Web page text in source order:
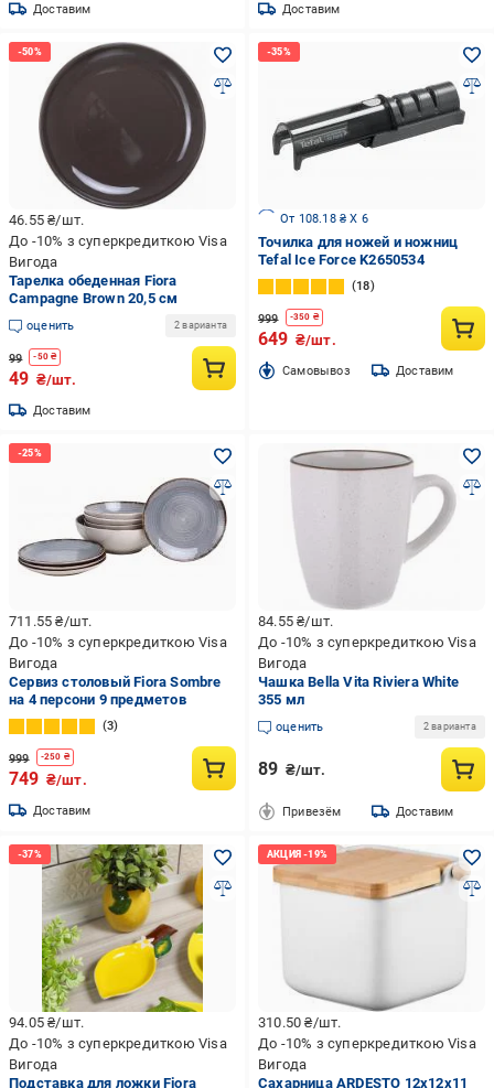
Доставим Доставим
46.55₴/шт.
До -10% з суперкредиткою Visa
Вигода
Тарелка обеденная Fiora
Campagne Brown 20,5 см
оценить 2 варианта
99 -50 ₴
49 ₴/шт.
Доставим
От 108.18 ₴ X 6
Точилка для ножей и ножниц
Tefal Ice Force K2650534
18
999 -350 ₴
649 ₴/шт.
Cамовывоз Доставим
711.55₴/шт.
До -10% з суперкредиткою Visa
Вигода
Сервиз столовый Fiora Sombre
на 4 персони 9 предметов
3
999 -250 ₴
749 ₴/шт.
Доставим
84.55₴/шт.
До -10% з суперкредиткою Visa
Вигода
Чашка Bella Vita Riviera White
355 мл
оценить 2 варианта
89 ₴/шт.
Привезём Доставим
94.05₴/шт.
До -10% з суперкредиткою Visa
Вигода
Подставка для ложки Fiora
310.50₴/шт.
До -10% з суперкредиткою Visa
Вигода
Сахарница ARDESTO 12х12х11